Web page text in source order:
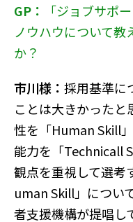
GP：
「ジョブサポ
ノウハウについて教
か？
市川様： 採用基準に
ことは大きかった
性を「Human Skill
能力を「Technicall
観点を重視して選考
uman Skill」につい
者支援機構が提唱し